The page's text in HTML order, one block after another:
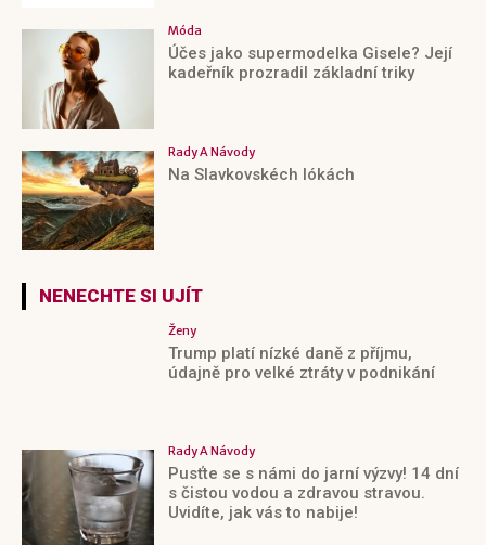
Móda
Účes jako supermodelka Gisele? Její
kadeřník prozradil základní triky
Rady A Návody
Na Slavkovskéch lókách
NENECHTE SI UJÍT
Ženy
Trump platí nízké daně z příjmu,
údajně pro velké ztráty v podnikání
Rady A Návody
Pusťte se s námi do jarní výzvy! 14 dní
s čistou vodou a zdravou stravou.
Uvidíte, jak vás to nabije!